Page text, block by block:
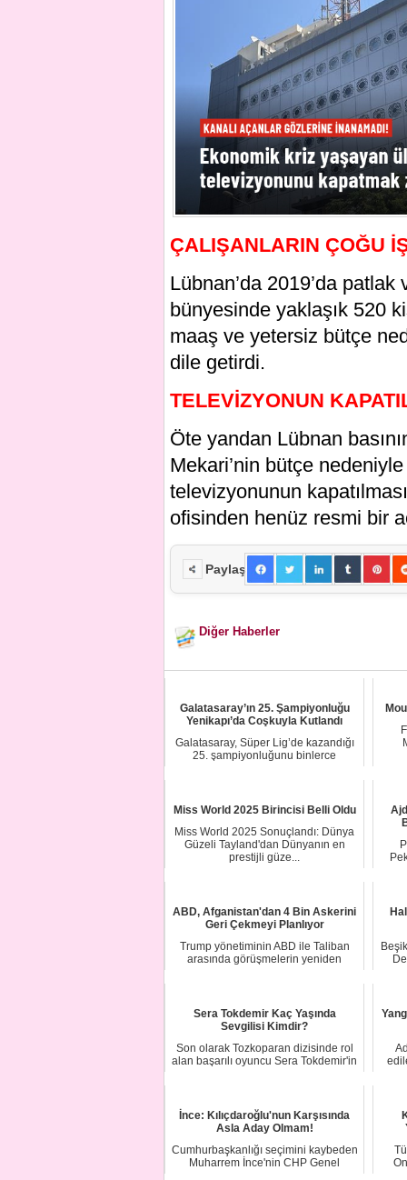
ÇALIŞANLARIN ÇOĞU
Lübnan’da 2019’da
bünyesinde yaklaşık 520
maaş ve yetersiz bütçe
dile getirdi.
TELEVİZYONUN
Öte yandan Lübnan
Mekari’nin bütçe
televizyonunun
ofisinden henüz resmi bir
Paylaş
Diğer Haberler
Galatasaray’ın 25. Şampiyonluğu
Yenikapı’da Coşkuyla Kutlandı
Galatasaray, Süper Lig’de kazandığı
25. şampiyonluğunu binlerce
Miss World 2025 Birincisi Belli Oldu
Miss World 2025 Sonuçlandı: Dünya
Güzeli Tayland'dan Dünyanın en
prestijli güze...
ABD, Afganistan'dan 4 Bin Askerini
Geri Çekmeyi Planlıyor
Trump yönetiminin ABD ile Taliban
arasında görüşmelerin yeniden
Sera Tokdemir Kaç Yaşında
Sevgilisi Kimdir?
Son olarak Tozkoparan dizisinde rol
alan başarılı oyuncu Sera Tokdemir'in
İnce: Kılıçdaroğlu'nun Karşısında
Asla Aday Olmam!
Cumhurbaşkanlığı seçimini kaybeden
Muharrem İnce'nin CHP Genel